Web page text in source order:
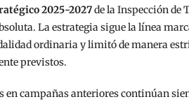
2025-2027de la Inspección de
La estrategia sigue la línea
ordinaria y limitó de manera
previstos.
en campañas anteriores continúan